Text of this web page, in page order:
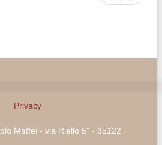
Privacy
Maffei - via Riello 5" - 35122